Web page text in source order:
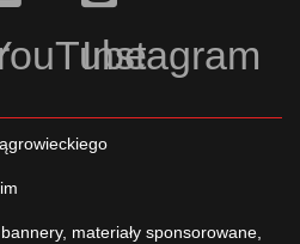
Instagram
materiały sponsorowane,